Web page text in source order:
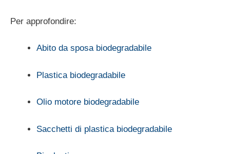
Per approfondire:
Abito da sposa biodegradabile
Plastica biodegradabile
Olio motore biodegradabile
Sacchetti di plastica biodegradabile